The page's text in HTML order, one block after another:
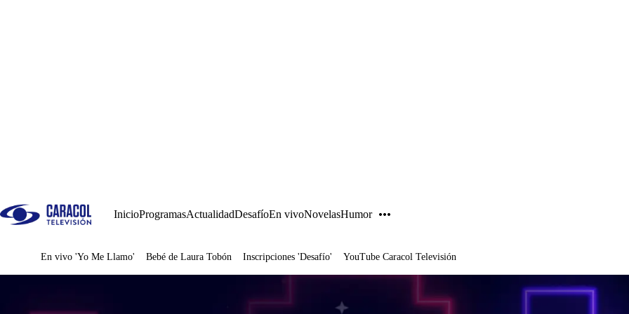
InicioProgramasActualidadDesafíoEn vivoNovelasHumor
Juegos
En vivo 'Yo Me Llamo' Bebé de Laura Tobón Inscripciones 'Desafío' YouTube Caracol Televisión